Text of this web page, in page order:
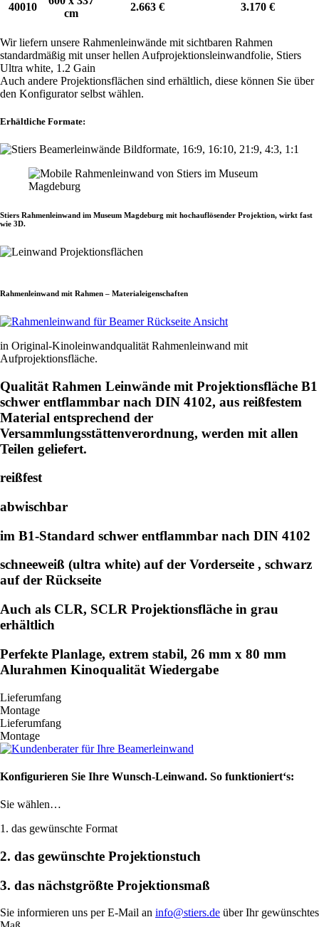
40010
cm
2.663 €
3.170 €
Wir liefern unsere Rahmenleinwände mit sichtbaren Rahmen
standardmäßig mit unser hellen Aufprojektionsleinwandfolie, Stiers
Ultra white, 1.2 Gain
Auch andere Projektionsflächen sind erhältlich, diese können Sie über
den Konfigurator selbst wählen.
Erhältliche Formate:
Stiers Rahmenleinwand im Museum Magdeburg mit hochauflösender Projektion, wirkt fast
wie 3D.
Rahmenleinwand mit Rahmen – Materialeigenschaften
in Original-Kinoleinwandqualität Rahmenleinwand mit
Aufprojektionsfläche.
Qualität Rahmen Leinwände mit Projektionsfläche B1
schwer entflammbar nach DIN 4102, aus reißfestem
Material entsprechend der
Versammlungsstättenverordnung, werden mit allen
Teilen geliefert.
reißfest
abwischbar
im B1-Standard schwer entflammbar nach DIN 4102
schneeweiß (ultra white) auf der Vorderseite , schwarz
auf der Rückseite
Auch als CLR, SCLR Projektionsfläche in grau
erhältlich
Perfekte Planlage, extrem stabil, 26 mm x 80 mm
Alurahmen Kinoqualität Wiedergabe
Lieferumfang
Montage
Lieferumfang
Montage
Konfigurieren Sie Ihre Wunsch-Leinwand. So funktioniert‘s:
Sie wählen…
1. das gewünschte Format
2. das gewünschte Projektionstuch
3. das nächstgrößte Projektionsmaß
Sie informieren uns per E-Mail an info@stiers.de über Ihr gewünschtes